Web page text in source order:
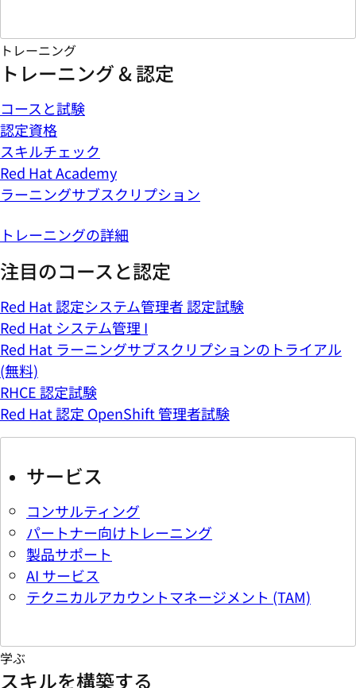
トレーニング
トレーニング & 認定
コースと試験
認定資格
スキルチェック
Red Hat Academy
ラーニングサブスクリプション
トレーニングの詳細
注目のコースと認定
Red Hat 認定システム管理者 認定試験
Red Hat システム管理 I
Red Hat ラーニングサブスクリプションのトライアル
(無料)
RHCE 認定試験
Red Hat 認定 OpenShift 管理者試験
サービス
コンサルティング
パートナー向けトレーニング
製品サポート
AI サービス
テクニカルアカウントマネージメント (TAM)
学ぶ
スキルを構築する